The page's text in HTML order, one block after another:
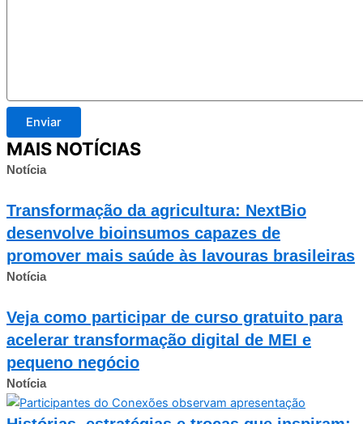
Enviar
MAIS NOTÍCIAS
Notícia
Transformação da agricultura: NextBio
desenvolve bioinsumos capazes de
promover mais saúde às lavouras brasileiras
Notícia
Veja como participar de curso gratuito para
acelerar transformação digital de MEI e
pequeno negócio
Notícia